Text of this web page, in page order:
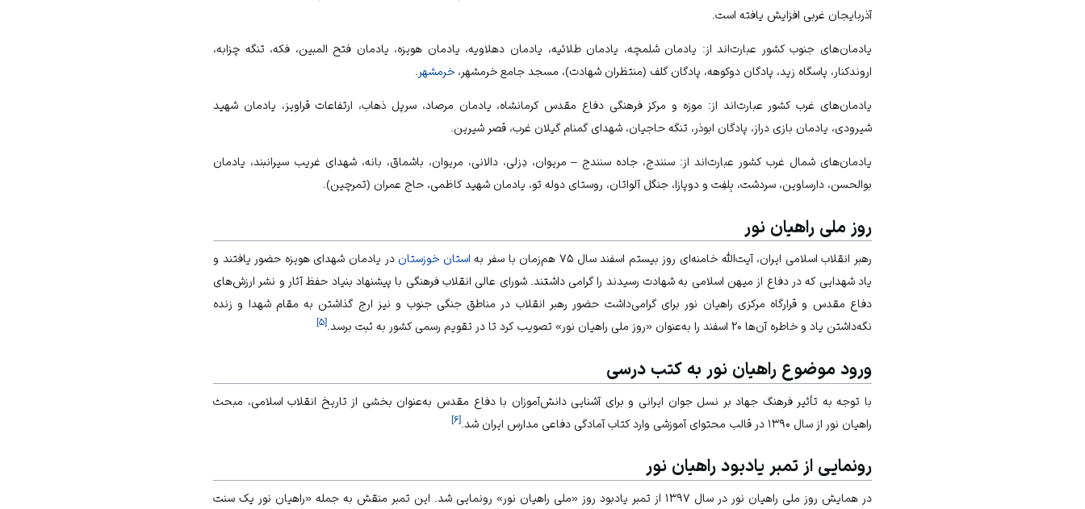
آذربایجان غربی افزایش یافته است.
یادمان‌های جنوب کشور عبارت‌اند از: یادمان شلمچه، یادمان طلائیه، یادمان دهلاویه، یادمان هویزه، یادمان فتح المبین، فکه، تنگه چزابه،
اروندکنار، پاسگاه زید، پادگان دوکوهه، پادگان گلف (منتظران شهادت)، مسجد جامع خرمشهر، خرمشهر.
یادمان‌های غرب کشور عبارت‌اند از: موزه و مرکز فرهنگی دفاع مقدس کرمانشاه، یادمان مرصاد، سرپل ذهاب، ارتفاعات قراویز، یادمان شهید
شیرودی، یادمان بازی دراز، پادگان ابوذر، تنگه حاجیان، شهدای گمنام گیلان غرب، قصر شیرین.
یادمان‌های شمال غرب کشور عبارت‌اند از: سنندج، جاده سنندج – مریوان، دِزلی، دالانی، مریوان، باشماق، بانه، شهدای غریب سیرانبند، یادمان
بوالحسن، دارساوین، سردشت، بِلفِت و دوپازا، جنگل آلواتان، روستای دوله تو، یادمان شهید کاظمی، حاج عمران (تمرچین).
روز ملی راهیان نور
رهبر انقلاب اسلامی ایران، آیت‌الله خامنه‌ای روز بیستم اسفند سال ۷۵ هم‌زمان با سفر به استان خوزستاندر یادمان شهدای هویزه حضور یافتند و
یاد شهدایی که در دفاع از میهن اسلامی به شهادت رسیدند را گرامی داشتند. شورای عالی انقلاب فرهنگی با پیشنهاد بنیاد حفظ آثار و نشر ارزش‌های
دفاع مقدس و قرارگاه مرکزی راهیان نور برای گرامی‌داشت حضور رهبر انقلاب در مناطق جنگی جنوب و نیز ارج گذاشتن به مقام شهدا و زنده
نگه‌داشتن یاد و خاطره آن‌ها ۲۰ اسفند را به‌عنوان «روز ملی راهیان نور» تصویب کرد تا در تقویم رسمی کشور به ثبت برسد.
[۵]
ورود موضوع راهیان نور به کتب درسی
با توجه به تأثیر فرهنگ جهاد بر نسل جوان ایرانی و برای آشنایی دانش‌آموزان با دفاع مقدس به‌عنوان بخشی از تاریخ انقلاب اسلامی، مبحث
راهیان نور از سال ۱۳۹۰ در قالب محتوای آموزشی وارد کتاب آمادگی دفاعی مدارس ایران شد.
[۶]
رونمایی از تمبر یادبود راهیان نور
در همایش روز ملی راهیان نور در سال ۱۳۹۷ از تمبر یادبود روز «ملی راهیان نور» رونمایی شد. این تمبر منقش به جمله «راهیان نور یک سنت